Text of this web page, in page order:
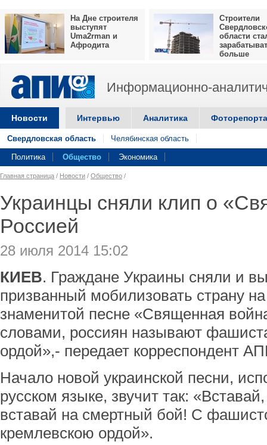
На Дне строителя
выступят
Uma2rman и
Афродита
Строители
области
больше
Информационно-
Новости Интервью Аналитика
Свердловская область Челябинская область
Политика Общество Экономика
Главная страница / Новости / Общество /
Украинцы сняли клип о
Россией
28 июля 2014 15:02
КИЕВ. Граждане Украины сняли и
призванный мобилизовать страну
знаменитой песне «Священная
словами, россиян называют
ордой»,- передает корреспондент
Начало новой украинской песни,
русском языке, звучит так:
вставай на смертный бой! С
кремлевскою ордой».